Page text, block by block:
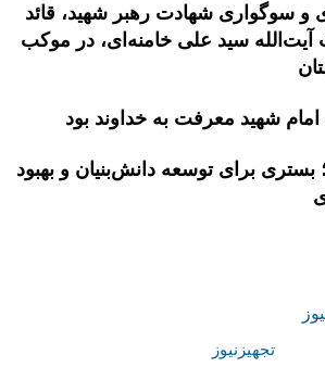
و سوگواری شهادت رهبر شهید، قائد
سید علی خامنه‌ای، در موکب
شهید معرفت به خداوند بود
بستری برای توسعه دانش‌بنیان و بهبود
تجهیزنیوز